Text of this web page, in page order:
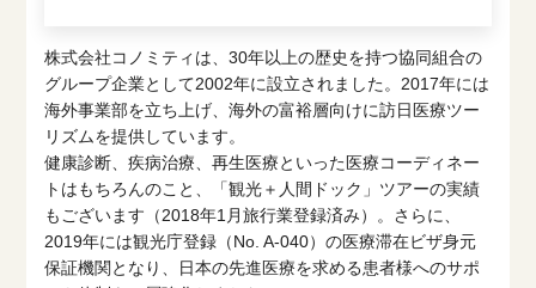
株式会社コノミティは、30年以上の歴史を持つ協同組合の
グループ企業として2002年に設立されました。2017年には
海外事業部を立ち上げ、海外の富裕層向けに訪日医療ツー
リズムを提供しています。
健康診断、疾病治療、再生医療といった医療コーディネー
トはもちろんのこと、「観光＋人間ドック」ツアーの実績
もございます（2018年1月旅行業登録済み）。さらに、
2019年には観光庁登録（No. A-040）の医療滞在ビザ身元
保証機関となり、日本の先進医療を求める患者様へのサポ